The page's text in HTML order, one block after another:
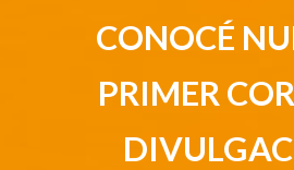
CONOCÉ
PRIMER